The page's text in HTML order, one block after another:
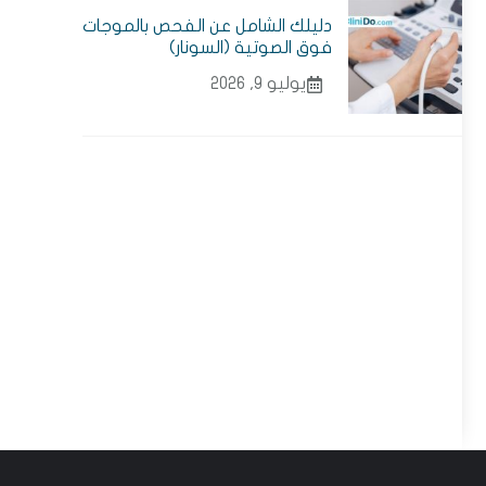
دليلك الشامل عن الفحص بالموجات
فوق الصوتية (السونار)
يوليو 9, 2026